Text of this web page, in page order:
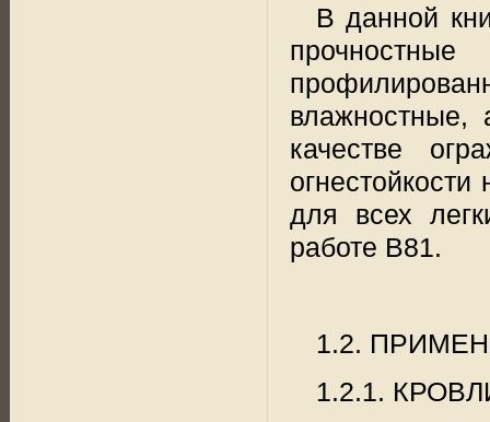
В данной
влажностные,
качестве
для всех
работе B81.
1.2.
1.2.1.